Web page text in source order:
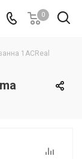
0
1ACReal